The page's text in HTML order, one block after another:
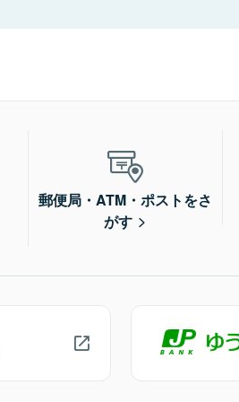
郵便局・ATM・ポストをさ
がす